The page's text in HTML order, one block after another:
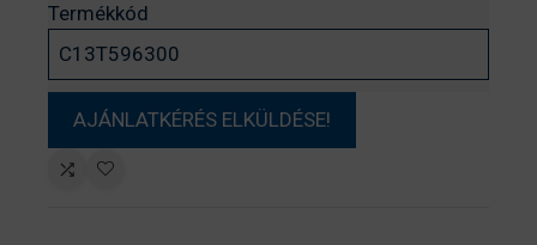
Termékkód